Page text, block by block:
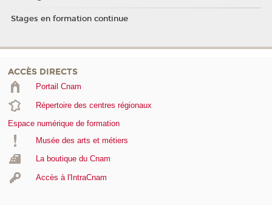
Stages en formation continue
ACCÈS DIRECTS
Portail Cnam
Répertoire des centres régionaux
Espace numérique de formation
Musée des arts et métiers
La boutique du Cnam
Accès à l'IntraCnam